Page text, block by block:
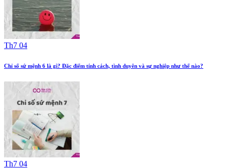
Th7 04
Chỉ số sứ mệnh 6 là gì? Đặc điểm tính cách, tình duyên và sự nghiệp như thế nào?
Th7 04